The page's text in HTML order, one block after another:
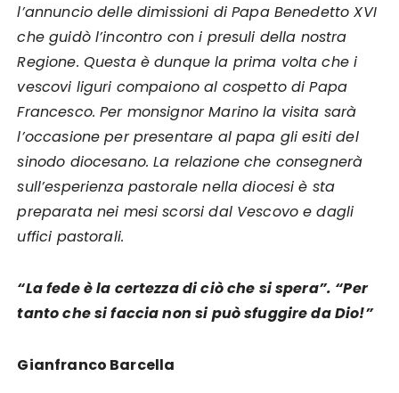
l’annuncio delle dimissioni di Papa Benedetto XVI
che guidò l’incontro con i presuli della nostra
Regione. Questa è dunque la prima volta che i
vescovi liguri compaiono al cospetto di Papa
Francesco. Per monsignor Marino la visita sarà
l’occasione per presentare al papa gli esiti del
sinodo diocesano. La relazione che consegnerà
sull’esperienza pastorale nella diocesi è sta
preparata nei mesi scorsi dal Vescovo e dagli
uffici pastorali.
“La fede è la certezza di ciò che si spera”. “Per
tanto che si faccia non si può sfuggire da Dio!”
Gianfranco Barcella